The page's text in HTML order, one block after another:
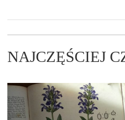
NAJCZĘŚCIEJ